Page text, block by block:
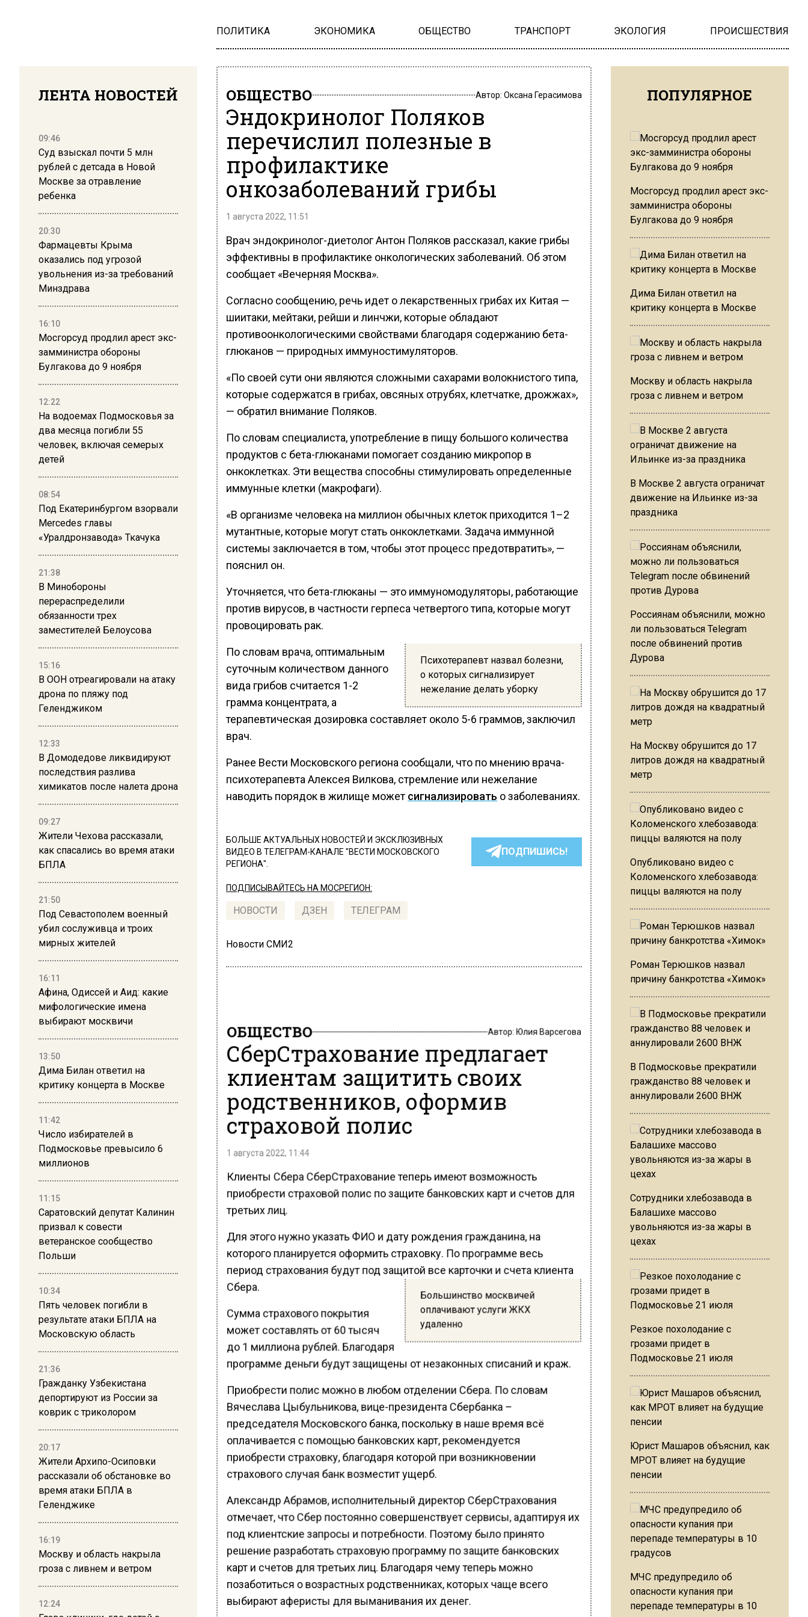
ПОЛИТИКА ЭКОНОМИКА ОБЩЕСТВО ТРАНСПОРТ ЭКОЛОГИЯ ПРОИСШЕСТВИЯ
ЛЕНТА НОВОСТЕЙ
09:46
Суд взыскал почти 5 млн
рублей с детсада в Новой
Москве за отравление
ребенка
20:30
Фармацевты Крыма
оказались под угрозой
увольнения из-за требований
Минздрава
16:10
Мосгорсуд продлил арест экс-
замминистра обороны
Булгакова до 9 ноября
12:22
На водоемах Подмосковья за
два месяца погибли 55
человек, включая семерых
детей
08:54
Под Екатеринбургом взорвали
Mercedes главы
«Уралдронзавода» Ткачука
21:38
В Минобороны
перераспределили
обязанности трех
заместителей Белоусова
15:16
В ООН отреагировали на атаку
дрона по пляжу под
Геленджиком
12:33
В Домодедове ликвидируют
последствия разлива
химикатов после налета дрона
09:27
Жители Чехова рассказали,
как спасались во время атаки
БПЛА
21:50
Под Севастополем военный
убил сослуживца и троих
мирных жителей
16:11
Афина, Одиссей и Аид: какие
мифологические имена
выбирают москвичи
13:50
Дима Билан ответил на
критику концерта в Москве
11:42
Число избирателей в
Подмосковье превысило 6
миллионов
11:15
Саратовский депутат Калинин
призвал к совести
ветеранское сообщество
Польши
10:34
Пять человек погибли в
результате атаки БПЛА на
Московскую область
21:36
Гражданку Узбекистана
депортируют из России за
коврик с триколором
20:17
Жители Архипо-Осиповки
рассказали об обстановке во
время атаки БПЛА в
Геленджике
16:19
Москву и область накрыла
гроза с ливнем и ветром
12:24
ОБЩЕСТВО Автор: Оксана Герасимова
Эндокринолог Поляков
перечислил полезные в
профилактике
онкозаболеваний грибы
1 августа 2022, 11:51
Врач эндокринолог-диетолог Антон Поляков рассказал, какие грибы
эффективны в профилактике онкологических заболеваний. Об этом
сообщает «Вечерняя Москва».
Согласно сообщению, речь идет о лекарственных грибах их Китая —
шиитаки, мейтаки, рейши и линчжи, которые обладают
противоонкологическими свойствами благодаря содержанию бета-
глюканов — природных иммуностимуляторов.
«По своей сути они являются сложными сахарами волокнистого типа,
которые содержатся в грибах, овсяных отрубях, клетчатке, дрожжах»,
— обратил внимание Поляков.
По словам специалиста, употребление в пищу большого количества
продуктов с бета-глюканами помогает созданию микропор в
онкоклетках. Эти вещества способны стимулировать определенные
иммунные клетки (макрофаги).
«В организме человека на миллион обычных клеток приходится 1–2
мутантные, которые могут стать онкоклетками. Задача иммунной
системы заключается в том, чтобы этот процесс предотвратить», —
пояснил он.
Уточняется, что бета-глюканы — это иммуномодуляторы, работающие
против вирусов, в частности герпеса четвертого типа, которые могут
провоцировать рак.
Психотерапевт назвал болезни,
о которых сигнализирует
нежелание делать уборку
По словам врача, оптимальным
суточным количеством данного
вида грибов считается 1-2
грамма концентрата, а
терапевтическая дозировка составляет около 5-6 граммов, заключил
врач.
Ранее Вести Московского региона сообщали, что по мнению врача-
психотерапевта Алексея Вилкова, стремление или нежелание
наводить порядок в жилище может сигнализировать о заболеваниях.
БОЛЬШЕ АКТУАЛЬНЫХ НОВОСТЕЙ И ЭКСКЛЮЗИВНЫХ
ВИДЕО В ТЕЛЕГРАМ-КАНАЛЕ "ВЕСТИ МОСКОВСКОГО
РЕГИОНА".
ПОДПИШИСЬ!
ПОДПИСЫВАЙТЕСЬ НА МОСРЕГИОН:
НОВОСТИ ДЗЕН ТЕЛЕГРАМ
Новости СМИ2
ОБЩЕСТВО Автор:Юлия Варсегова
СберСтрахование предлагает
клиентам защитить своих
родственников, оформив
страховой полис
1 августа 2022, 11:44
Клиенты Сбера СберСтрахование теперь имеют возможность
приобрести страховой полис по защите банковских карт и счетов для
третьих лиц.
Для этого нужно указать ФИО и дату рождения гражданина, на
которого планируется оформить страховку. По программе весь
период страхования будут под защитой все карточки и счета клиента
Сбера.
Большинство москвичей
оплачивают услуги ЖКХ
удаленно
Сумма страхового покрытия
может составлять от 60 тысяч
до 1 миллиона рублей. Благодаря
программе деньги будут защищены от незаконных списаний и краж.
Приобрести полис можно в любом отделении Сбера. По словам
Вячеслава Цыбульникова, вице-президента Сбербанка –
председателя Московского банка, поскольку в наше время всё
оплачивается с помощью банковских карт, рекомендуется
приобрести страховку, благодаря которой при возникновении
страхового случая банк возместит ущерб.
Александр Абрамов, исполнительный директор СберСтрахования
отмечает, что Сбер постоянно совершенствует сервисы, адаптируя их
под клиентские запросы и потребности. Поэтому было принято
решение разработать страховую программу по защите банковских
карт и счетов для третьих лиц. Благодаря чему теперь можно
позаботиться о возрастных родственниках, которых чаще всего
выбирают аферисты для выманивания их денег.
ПОПУЛЯРНОЕ
Мосгорсуд продлил арест экс-
замминистра обороны
Булгакова до 9 ноября
Дима Билан ответил на
критику концерта в Москве
Москву и область накрыла
гроза с ливнем и ветром
В Москве 2 августа ограничат
движение на Ильинке из-за
праздника
Россиянам объяснили, можно
ли пользоваться Telegram
после обвинений против
Дурова
На Москву обрушится до 17
литров дождя на квадратный
метр
Опубликовано видео с
Коломенского хлебозавода:
пиццы валяются на полу
Роман Терюшков назвал
причину банкротства «Химок»
В Подмосковье прекратили
гражданство 88 человек и
аннулировали 2600 ВНЖ
Сотрудники хлебозавода в
Балашихе массово
увольняются из-за жары в
цехах
Резкое похолодание с
грозами придет в
Подмосковье 21 июля
Юрист Машаров объяснил, как
МРОТ влияет на будущие
пенсии
МЧС предупредило об
опасности купания при
перепаде температуры в 10